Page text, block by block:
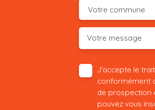
Votre commune
Votre message
J'accepte le
conformément
de prospection
pouvez vous